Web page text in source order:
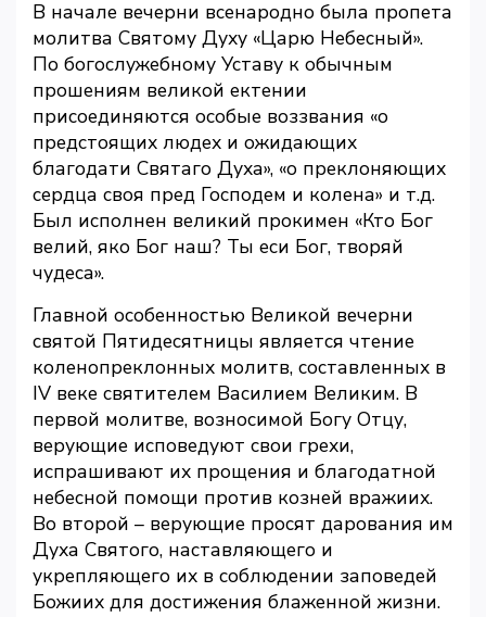
В начале вечерни всенародно была пропета
молитва Святому Духу «Царю Небесный».
По богослужебному Уставу к обычным
прошениям великой ектении
присоединяются особые воззвания «о
предстоящих людех и ожидающих
благодати Святаго Духа», «о преклоняющих
сердца своя пред Господем и колена» и т.д.
Был исполнен великий прокимен «Кто Бог
велий, яко Бог наш? Ты еси Бог, творяй
чудеса».
Главной особенностью Великой вечерни
святой Пятидесятницы является чтение
коленопреклонных молитв, составленных в
IV веке святителем Василием Великим. В
первой молитве, возносимой Богу Отцу,
верующие исповедуют свои грехи,
испрашивают их прощения и благодатной
небесной помощи против козней вражиих.
Во второй – верующие просят дарования им
Духа Святого, наставляющего и
укрепляющего их в соблюдении заповедей
Божиих для достижения блаженной жизни.